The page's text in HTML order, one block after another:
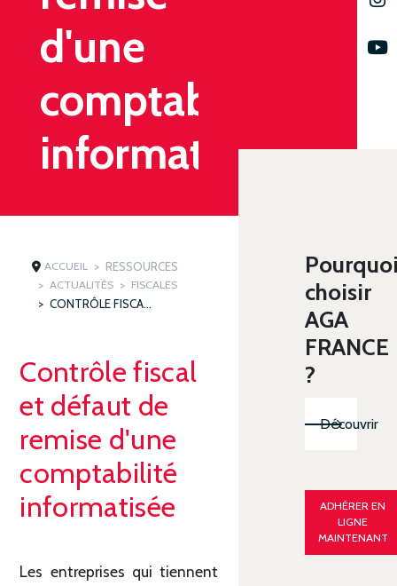
d'une
comptabilité
informatisée
ACCUEIL RESSOURCES
ACTUALITÉS FISCALES
CONTRÔLE FISCAL ET DÉFAUT DE REMISE D'UNE COMPTABILITÉ INFORMATISÉE
Contrôle fiscal
et défaut de
remise d'une
comptabilité
informatisée
Les entreprises qui tiennent
choisir
AGA
FRANCE
?
Découvrir
ADHÉRER EN
LIGNE
MAINTENANT